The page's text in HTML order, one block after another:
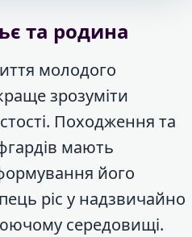
та родина
молодого
зрозуміти
Походження та
мають
його
ріс у надзвичайно
середовищі.